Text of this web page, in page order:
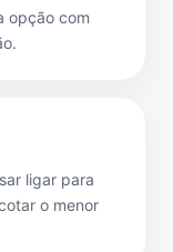
opção com
ligar para
o menor